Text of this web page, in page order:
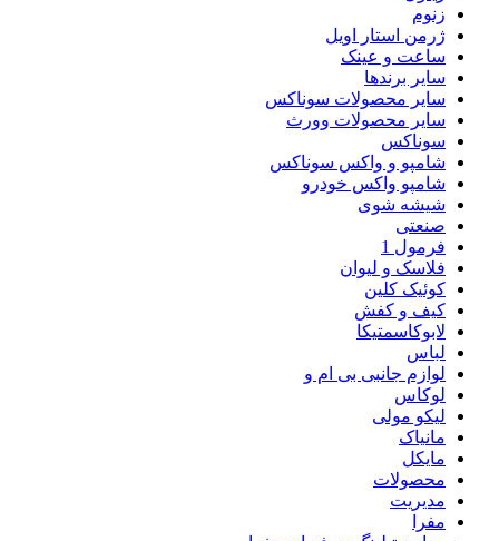
زنوم
ژرمن استار اویل
ساعت و عینک
سایر برندها
سایر محصولات سوناکس
سایر محصولات وورث
سوناکس
شامپو و واکس سوناکس
شامپو واکس خودرو
شیشه شوی
صنعتی
فرمول 1
فلاسک و لیوان
کوئیک کلین
کیف و کفش
لابوکاسمتیکا
لباس
لوازم جانبی بی ام و
لوکاس
لیکو مولی
مانیاک
مایکل
محصولات
مدیریت
مفرا